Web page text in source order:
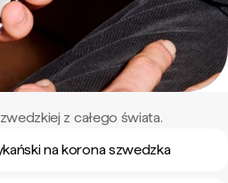
z całego świata.
na korona szwedzka